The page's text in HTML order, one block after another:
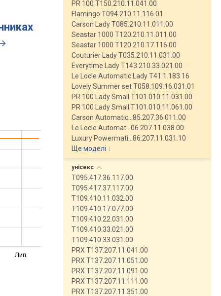
Лип.
PR 100 T150.210.11.041.00
Flamingo T094.210.11.116.01
Carson Lady T085.210.11.011.00
Seastar 1000 T120.210.11.011.00
Seastar 1000 T120.210.17.116.00
Couturier Lady T035.210.11.031.00
Everytime Lady T143.210.33.021.00
Le Locle Automatic Lady T41.1.183.16
Lovely Summer set T058.109.16.031.01
PR 100 Lady Small T101.010.11.031.00
PR 100 Lady Small T101.010.11.061.00
Carson Automatic…85.207.36.011.00
Le Locle Automat…06.207.11.038.00
Luxury Powermati…86.207.11.031.10
Ще моделі ↓
унісекс
T095.417.36.117.00
T095.417.37.117.00
T109.410.11.032.00
T109.410.17.077.00
T109.410.22.031.00
T109.410.33.021.00
T109.410.33.031.00
PRX T137.207.11.041.00
PRX T137.207.11.051.00
PRX T137.207.11.091.00
PRX T137.207.11.111.00
PRX T137.207.11.351.00